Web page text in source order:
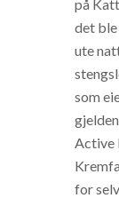
på
det
ute
som
Active
for